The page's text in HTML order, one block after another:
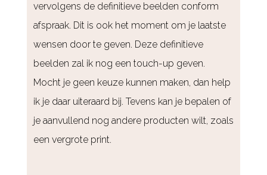
vervolgens de definitieve beelden conform
afspraak. Dit is ook het moment om je laatste
wensen door te geven. Deze definitieve
beelden zal ik nog een touch-up geven.
Mocht je geen keuze kunnen maken, dan help
ik je daar uiteraard bij. Tevens kan je bepalen of
je aanvullend nog andere producten wilt, zoals
een vergrote print.